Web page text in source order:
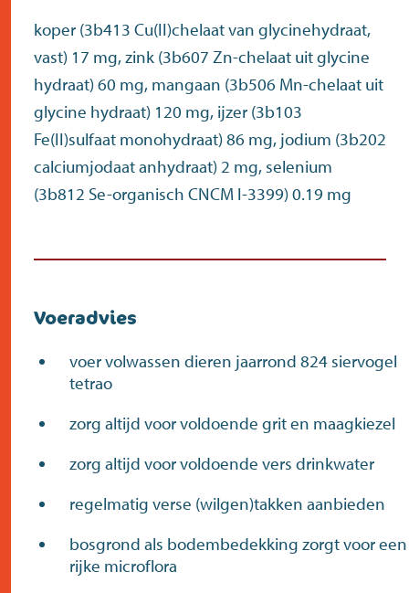
koper (3b413 Cu(II)chelaat van glycinehydraat,
vast) 17 mg, zink (3b607 Zn-chelaat uit glycine
hydraat) 60 mg, mangaan (3b506 Mn-chelaat uit
glycine hydraat) 120 mg, ijzer (3b103
Fe(II)sulfaat monohydraat) 86 mg, jodium (3b202
calciumjodaat anhydraat) 2 mg, selenium
(3b812 Se-organisch CNCM I-3399) 0.19 mg
Voeradvies
voer volwassen dieren jaarrond 824 siervogel
tetrao
zorg altijd voor voldoende grit en maagkiezel
zorg altijd voor voldoende vers drinkwater
regelmatig verse (wilgen)takken aanbieden
bosgrond als bodembedekking zorgt voor een
rijke microflora